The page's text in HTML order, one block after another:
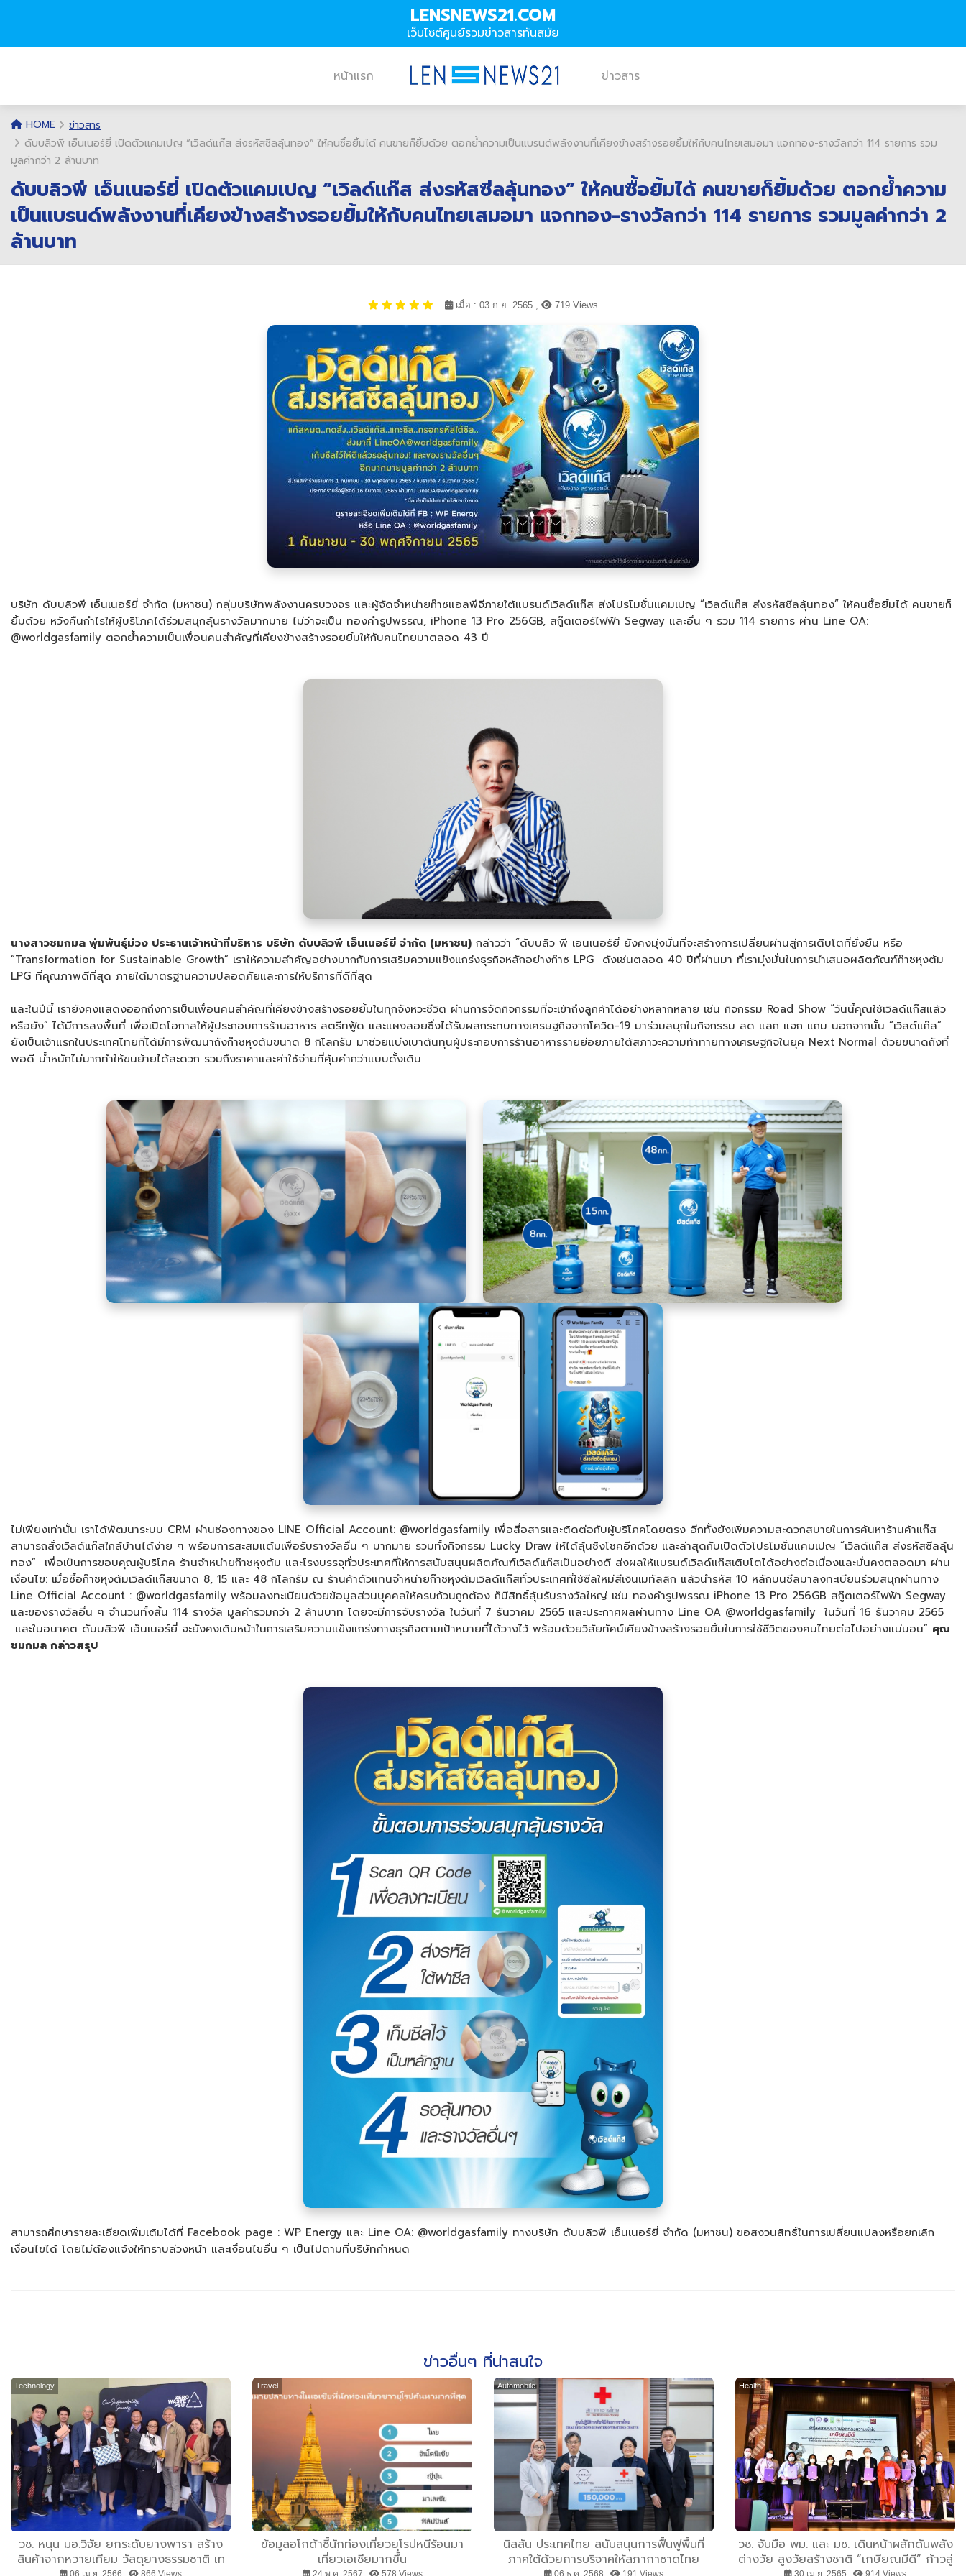
LENSNEWS21.COM
เว็บไซต์ศูนย์รวมข่าวสารทันสมัย
หน้าแรก ข่าวสาร
HOME
ข่าวสาร
ดับบลิวพี เอ็นเนอร์ยี่ เปิดตัวแคมเปญ “เวิลด์แก๊ส ส่งรหัสซีลลุ้นทอง” ให้คนซื้อยิ้มได้ คนขายก็ยิ้มด้วย ตอกย้ำความเป็นแบรนด์พลังงานที่เคียงข้างสร้างรอยยิ้มให้กับคนไทยเสมอมา แจกทอง-รางวัลกว่า 114 รายการ รวม
มูลค่ากว่า 2 ล้านบาท
ดับบลิวพี เอ็นเนอร์ยี่ เปิดตัวแคมเปญ “เวิลด์แก๊ส ส่งรหัสซีลลุ้นทอง” ให้คนซื้อยิ้มได้ คนขายก็ยิ้มด้วย ตอกย้ำความ
เป็นแบรนด์พลังงานที่เคียงข้างสร้างรอยยิ้มให้กับคนไทยเสมอมา แจกทอง-รางวัลกว่า 114 รายการ รวมมูลค่ากว่า 2
ล้านบาท
เมื่อ : 03 ก.ย. 2565 , 719 Views
บริษัท ดับบลิวพี เอ็นเนอร์ยี่ จำกัด (มหาชน) กลุ่มบริษัทพลังงานครบวงจร และผู้จัดจำหน่ายก๊าซแอลพีจีภายใต้แบรนด์เวิลด์แก๊ส ส่งโปรโมชั่นแคมเปญ “เวิลด์แก๊ส ส่งรหัสซีลลุ้นทอง” ให้คนซื้อยิ้มได้ คนขายก็
ยิ้มด้วย หวังคืนกำไรให้ผู้บริโภคได้ร่วมสนุกลุ้นรางวัลมากมาย ไม่ว่าจะเป็น ทองคำรูปพรรณ, iPhone 13 Pro 256GB, สกู๊ตเตอร์ไฟฟ้า Segway และอื่น ๆ รวม 114 รายการ ผ่าน Line OA:
@worldgasfamily ตอกย้ำความเป็นเพื่อนคนสำคัญที่เคียงข้างสร้างรอยยิ้มให้กับคนไทยมาตลอด 43 ปี
นางสาวชมกมล พุ่มพันธุ์ม่วง ประธานเจ้าหน้าที่บริหาร บริษัท ดับบลิวพี เอ็นเนอร์ยี่ จำกัด (มหาชน) กล่าวว่า “ดับบลิว พี เอนเนอร์ยี่ ยังคงมุ่งมั่นที่จะสร้างการเปลี่ยนผ่านสู่การเติบโตที่ยั่งยืน หรือ
“Transformation for Sustainable Growth” เราให้ความสำคัญอย่างมากกับการเสริมความแข็งแกร่งธุรกิจหลักอย่างก๊าซ LPG ดังเช่นตลอด 40 ปีที่ผ่านมา ที่เรามุ่งมั่นในการนำเสนอผลิตภัณฑ์ก๊าซหุงต้ม
LPG ที่คุณภาพดีที่สุด ภายใต้มาตรฐานความปลอดภัยและการให้บริการที่ดีที่สุด
และในปีนี้ เรายังคงแสดงออกถึงการเป็นเพื่อนคนสำคัญที่เคียงข้างสร้างรอยยิ้มในทุกจังหวะชีวิต ผ่านการจัดกิจกรรมที่จะเข้าถึงลูกค้าได้อย่างหลากหลาย เช่น กิจกรรม Road Show “วันนี้คุณใช้เวิลด์แก๊สแล้ว
หรือยัง” ได้มีการลงพื้นที่ เพื่อเปิดโอกาสให้ผู้ประกอบการร้านอาหาร สตรีทฟู้ด และแผงลอยซึ่งได้รับผลกระทบทางเศรษฐกิจจากโควิด-19 มาร่วมสนุกในกิจกรรม ลด แลก แจก แถม นอกจากนั้น “เวิลด์แก๊ส”
ยังเป็นเจ้าแรกในประเทศไทยที่ได้มีการพัฒนาถังก๊าซหุงต้มขนาด 8 กิโลกรัม มาช่วยแบ่งเบาต้นทุนผู้ประกอบการร้านอาหารรายย่อยภายใต้สภาวะความท้าทายทางเศรษฐกิจในยุค Next Normal ด้วยขนาดถังที่
พอดี น้ำหนักไม่มากทำให้ขนย้ายได้สะดวก รวมถึงราคาและค่าใช้จ่ายที่คุ้มค่ากว่าแบบดั้งเดิม
ไม่เพียงเท่านั้น เราได้พัฒนาระบบ CRM ผ่านช่องทางของ LINE Official Account: @worldgasfamily เพื่อสื่อสารและติดต่อกับผู้บริโภคโดยตรง อีกทั้งยังเพิ่มความสะดวกสบายในการค้นหาร้านค้าแก๊ส
สามารถสั่งเวิลด์แก๊สใกล้บ้านได้ง่าย ๆ พร้อมการสะสมแต้มเพื่อรับรางวัลอื่น ๆ มากมาย รวมทั้งกิจกรรม Lucky Draw ให้ได้ลุ้นชิงโชคอีกด้วย และล่าสุดกับเปิดตัวโปรโมชั่นแคมเปญ “เวิลด์แก๊ส ส่งรหัสซีลลุ้น
ทอง” เพื่อเป็นการขอบคุณผู้บริโภค ร้านจำหน่ายก๊าซหุงต้ม และโรงบรรจุทั่วประเทศที่ให้การสนับสนุนผลิตภัณฑ์เวิลด์แก๊สเป็นอย่างดี ส่งผลให้แบรนด์เวิลด์แก๊สเติบโตได้อย่างต่อเนื่องและมั่นคงตลอดมา ผ่าน
เงื่อนไข: เมื่อซื้อก๊าซหุงต้มเวิลด์แก๊สขนาด 8, 15 และ 48 กิโลกรัม ณ ร้านค้าตัวแทนจำหน่ายก๊าซหุงต้มเวิลด์แก๊สทั่วประเทศที่ใช้ซีลใหม่สีเงินเมทัลลิก แล้วนำรหัส 10 หลักบนซีลมาลงทะเบียนร่วมสนุกผ่านทาง
Line Official Account : @worldgasfamily พร้อมลงทะเบียนด้วยข้อมูลส่วนบุคคลให้ครบถ้วนถูกต้อง ก็มีสิทธิ์ลุ้นรับรางวัลใหญ่ เช่น ทองคำรูปพรรณ iPhone 13 Pro 256GB สกู๊ตเตอร์ไฟฟ้า Segway
และของรางวัลอื่น ๆ จำนวนทั้งสิ้น 114 รางวัล มูลค่ารวมกว่า 2 ล้านบาท โดยจะมีการจับรางวัล ในวันที่ 7 ธันวาคม 2565 และประกาศผลผ่านทาง Line OA @worldgasfamily ในวันที่ 16 ธันวาคม 2565
และในอนาคต ดับบลิวพี เอ็นเนอร์ยี่ จะยังคงเดินหน้าในการเสริมความแข็งแกร่งทางธุรกิจตามเป้าหมายที่ได้วางไว้ พร้อมด้วยวิสัยทัศน์เคียงข้างสร้างรอยยิ้มในการใช้ชีวิตของคนไทยต่อไปอย่างแน่นอน” คุณ
ชมกมล กล่าวสรุป
สามารถศึกษารายละเอียดเพิ่มเติมได้ที่ Facebook page : WP Energy และ Line OA: @worldgasfamily ทางบริษัท ดับบลิวพี เอ็นเนอร์ยี่ จำกัด (มหาชน) ขอสงวนสิทธิ์ในการเปลี่ยนแปลงหรือยกเลิก
เงื่อนไขได้ โดยไม่ต้องแจ้งให้ทราบล่วงหน้า และเงื่อนไขอื่น ๆ เป็นไปตามที่บริษัทกำหนด
ข่าวอื่นๆ ที่น่าสนใจ
Technology
วช. หนุน มอ.วิจัย ยกระดับยางพารา สร้าง
สินค้าจากหวายเทียม วัสดุยางธรรมชาติ เท
Travel
ข้อมูลอโกด้าชี้นักท่องเที่ยวยุโรปหนีร้อนมา
เที่ยวเอเชียมากขึ้น
Automobile
นิสสัน ประเทศไทย สนับสนุนการฟื้นฟูพื้นที่
ภาคใต้ด้วยการบริจาคให้สภากาชาดไทย
Health
วช.​ จับมือ พม. และ มช. เดินหน้าผลักดันพลัง
ต่างวัย สูงวัยสร้างชาติ​ “เกษียณมีดี” ก้าวสู่